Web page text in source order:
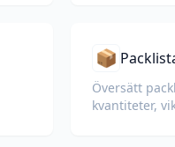
📦
Översätt
kvantiteter,